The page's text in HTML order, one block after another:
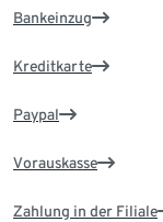
Bankeinzug
Kreditkarte
Paypal
Vorauskasse
Zahlung in der Filiale